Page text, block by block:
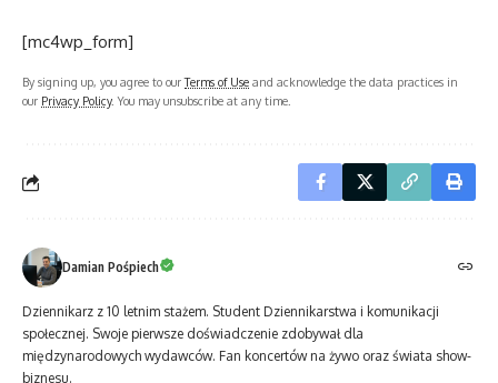
[mc4wp_form]
By signing up, you agree to ourTerms of Use and acknowledge the data practices in
our Privacy Policy. You may unsubscribe at any time.
Damian Pośpiech
Dziennikarz z 10 letnim stażem. Student Dziennikarstwa i komunikacji
społecznej. Swoje pierwsze doświadczenie zdobywał dla
międzynarodowych wydawców. Fan koncertów na żywo oraz świata show-
biznesu.